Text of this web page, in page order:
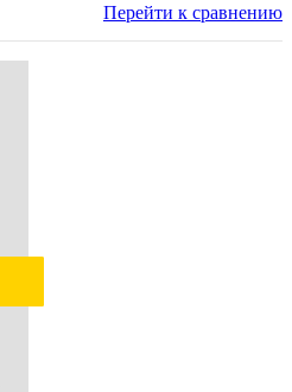
Перейти к сравнению